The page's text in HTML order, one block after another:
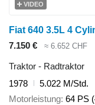
VIDEO
Fiat 640 3.5L 4
7.150 €
≈ 6.652 CHF
Traktor - Radtraktor
1978
5.022 M/Std.
Motorleistung 64 PS